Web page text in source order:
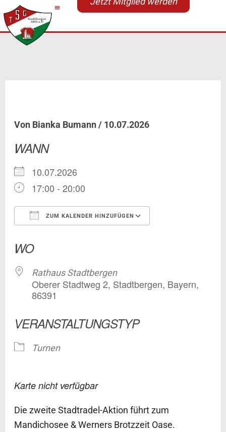
Zum
Inhalt
springen
Von Bianka Bumann/ 10.07.2026
WANN
10.07.2026
17:00 - 20:00
ZUM KALENDER HINZUFÜGEN
WO
Rathaus Stadtbergen
Oberer Stadtweg 2, Stadtbergen, Bayern,
86391
VERANSTALTUNGSTYP
Turnen
Karte nicht verfügbar
Die zweite Stadtradel-Aktion führt zum
Mandichosee & Werners Brotzzeit Oase.